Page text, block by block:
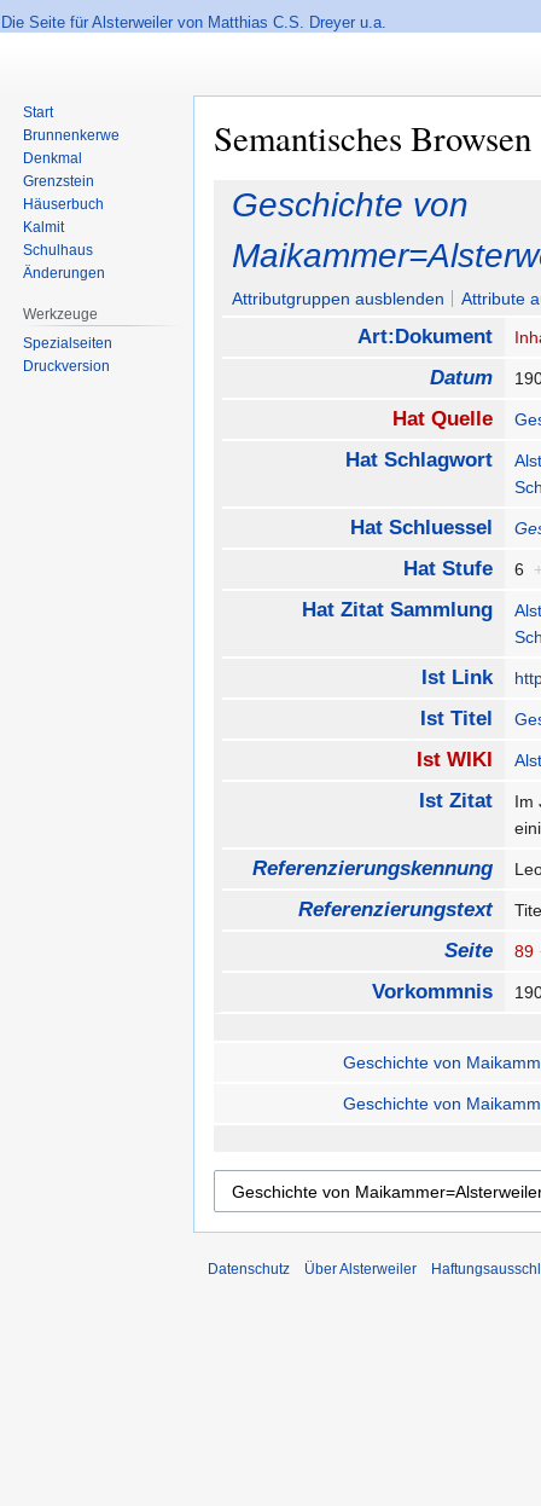
Die Seite für Alsterweiler von Matthias C.S. Dreyer u.a.
Semantisches Browsen
Zur
Navigation
springen
Zur
Suche
springen
Geschichte von
Attributgruppen ausblenden Attribute
Art:Dokument
Datum
Hat Quelle
Hat Schlagwort
Hat Schluessel
Hat Stufe 6
Hat Zitat Sammlung
Ist Link
Ist Titel
Ist WIKI
Ist Zitat
Im
Referenzierungskennung
Referenzierungstext
Seite 89
Vorkommnis
Geschichte von
Geschichte von
Start
Brunnenkerwe
Denkmal
Grenzstein
Häuserbuch
Kalmit
Schulhaus
Änderungen
Werkzeuge
Spezialseiten
Druckversion
Datenschutz Über Alsterweiler